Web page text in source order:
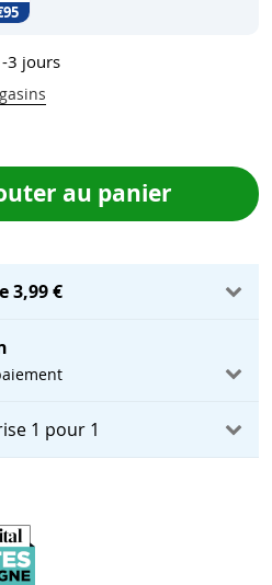
3 jours
au panier
3,99 €
1 pour 1